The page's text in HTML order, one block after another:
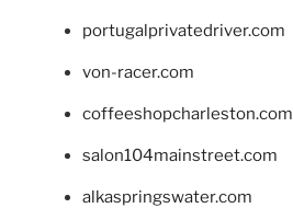
portugalprivatedriver.com
von-racer.com
coffeeshopcharleston.com
salon104mainstreet.com
alkaspringswater.com